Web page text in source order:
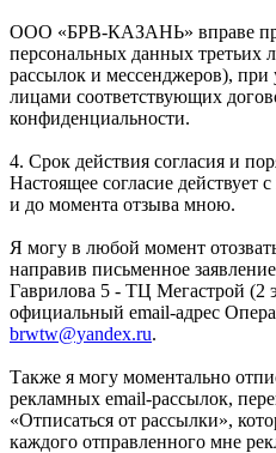
ООО «БРВ-КАЗАНЬ» вправе
персональных данных третьих
рассылок и мессенджеров),
лицами соответствующих
конфиденциальности.
4. Срок действия согласия и
Настоящее согласие действует
и до момента отзыва мною.
Я могу в любой момент
направив письменное
Гаврилова 5 - ТЦ Мегастрой (2
официальный email-адрес
brwtw@yandex.ru.
Также я могу моментально
рекламных email-рассылок,
«Отписаться от рассылки»,
каждого отправленного мне